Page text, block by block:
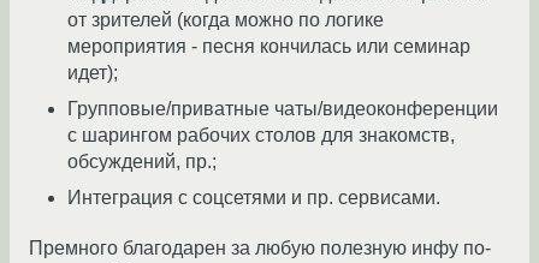
от зрителей (когда можно по логике
мероприятия - песня кончилась или семинар
идет);
Групповые/приватные чаты/видеоконференции
с шарингом рабочих столов для знакомств,
обсуждений, пр.;
Интеграция с соцсетями и пр. сервисами.
Премного благодарен за любую полезную инфу по-